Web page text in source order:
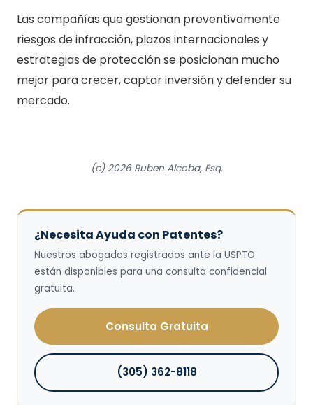
Las compañías que gestionan preventivamente
riesgos de infracción, plazos internacionales y
estrategias de protección se posicionan mucho
mejor para crecer, captar inversión y defender su
mercado.
(c) 2026 Ruben Alcoba, Esq.
¿Necesita Ayuda con Patentes?
Nuestros abogados registrados ante la USPTO
están disponibles para una consulta confidencial
gratuita.
Consulta Gratuita
(305) 362-8118